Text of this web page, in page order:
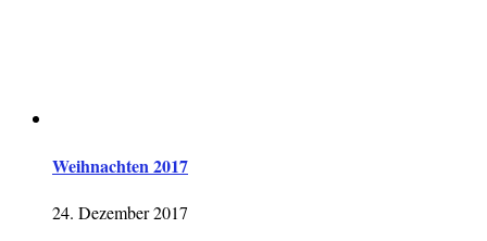
Weihnachten 2017
24. Dezember 2017